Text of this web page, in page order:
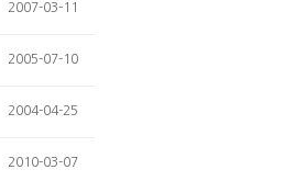
2007-03-11
2005-07-10
2004-04-25
2010-03-07